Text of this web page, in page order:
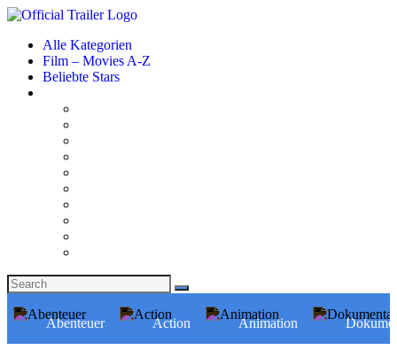
Alle Kategorien
Film – Movies A-Z
Beliebte Stars
Abenteuer Action Animation